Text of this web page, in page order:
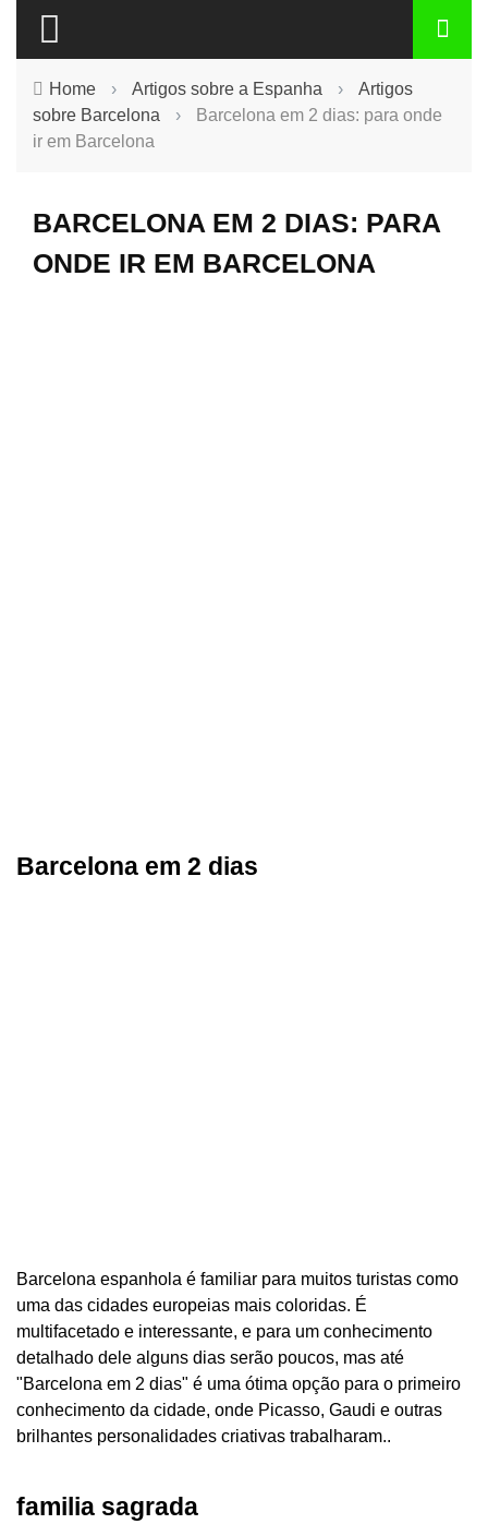
Home › Artigos sobre a Espanha ›
Artigos
sobre Barcelona
›
Barcelona em 2 dias: para onde
ir em Barcelona
BARCELONA EM 2 DIAS: PARA
ONDE IR EM BARCELONA
Barcelona em 2 dias
Barcelona espanhola é familiar para muitos turistas como
uma das cidades europeias mais coloridas. É
multifacetado e interessante, e para um conhecimento
detalhado dele alguns dias serão poucos, mas até
"Barcelona em 2 dias" é uma ótima opção para o primeiro
conhecimento da cidade, onde Picasso, Gaudi e outras
brilhantes personalidades criativas trabalharam..
familia sagrada